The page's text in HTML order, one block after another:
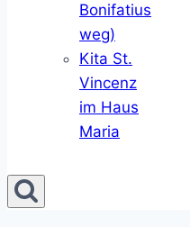
Bonifatius
weg)
Kita St.
Vincenz
im Haus
Maria